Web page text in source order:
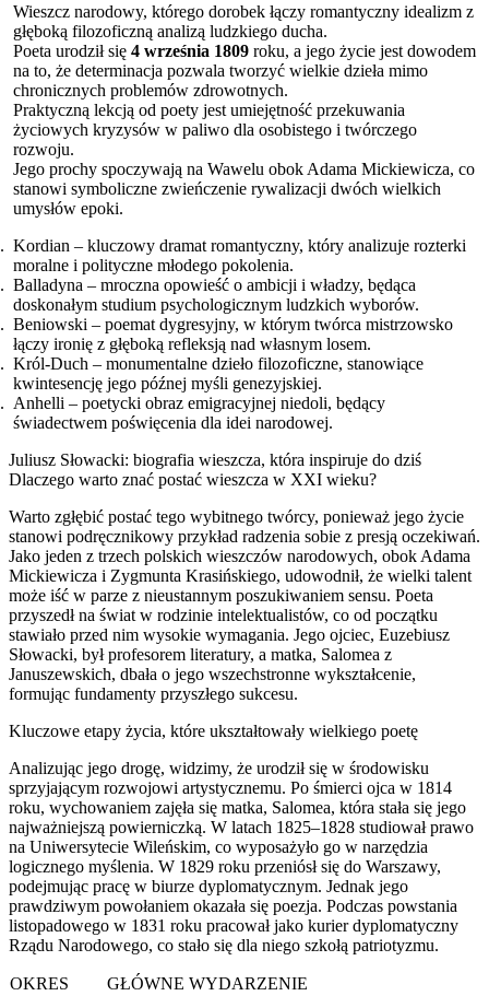
Wieszcz narodowy, którego dorobek łączy romantyczny idealizm z
głęboką filozoficzną analizą ludzkiego ducha.
Poeta urodził się 4 września 1809 roku, a jego życie jest dowodem
na to, że determinacja pozwala tworzyć wielkie dzieła mimo
chronicznych problemów zdrowotnych.
Praktyczną lekcją od poety jest umiejętność przekuwania
życiowych kryzysów w paliwo dla osobistego i twórczego
rozwoju.
Jego prochy spoczywają na Wawelu obok Adama Mickiewicza, co
stanowi symboliczne zwieńczenie rywalizacji dwóch wielkich
umysłów epoki.
Kordian – kluczowy dramat romantyczny, który analizuje rozterki
moralne i polityczne młodego pokolenia.
Balladyna – mroczna opowieść o ambicji i władzy, będąca
doskonałym studium psychologicznym ludzkich wyborów.
Beniowski – poemat dygresyjny, w którym twórca mistrzowsko
łączy ironię z głęboką refleksją nad własnym losem.
Król-Duch – monumentalne dzieło filozoficzne, stanowiące
kwintesencję jego późnej myśli genezyjskiej.
Anhelli – poetycki obraz emigracyjnej niedoli, będący
świadectwem poświęcenia dla idei narodowej.
Juliusz Słowacki: biografia wieszcza, która inspiruje do dziś
Dlaczego warto znać postać wieszcza w XXI wieku?
Warto zgłębić postać tego wybitnego twórcy, ponieważ jego życie
stanowi podręcznikowy przykład radzenia sobie z presją oczekiwań.
Jako jeden z trzech polskich wieszczów narodowych, obok Adama
Mickiewicza i Zygmunta Krasińskiego, udowodnił, że wielki talent
może iść w parze z nieustannym poszukiwaniem sensu. Poeta
przyszedł na świat w rodzinie intelektualistów, co od początku
stawiało przed nim wysokie wymagania. Jego ojciec, Euzebiusz
Słowacki, był profesorem literatury, a matka, Salomea z
Januszewskich, dbała o jego wszechstronne wykształcenie,
formując fundamenty przyszłego sukcesu.
Kluczowe etapy życia, które ukształtowały wielkiego poetę
Analizując jego drogę, widzimy, że urodził się w środowisku
sprzyjającym rozwojowi artystycznemu. Po śmierci ojca w 1814
roku, wychowaniem zajęła się matka, Salomea, która stała się jego
najważniejszą powierniczką. W latach 1825–1828 studiował prawo
na Uniwersytecie Wileńskim, co wyposażyło go w narzędzia
logicznego myślenia. W 1829 roku przeniósł się do Warszawy,
podejmując pracę w biurze dyplomatycznym. Jednak jego
prawdziwym powołaniem okazała się poezja. Podczas powstania
listopadowego w 1831 roku pracował jako kurier dyplomatyczny
Rządu Narodowego, co stało się dla niego szkołą patriotyzmu.
OKRES
GŁÓWNE WYDARZENIE